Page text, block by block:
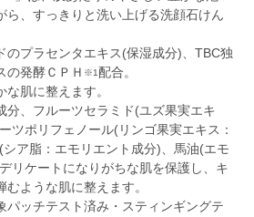
ら、すっきりと洗い上げる洗顔石けん
のプラセンタエキス(保湿成分)、TBC独
の発酵ＣＰＨ ※1配合。
肌に整えます。
分、フルーツセラミド(ユズ果実エキ
ツポリフェノール(リンゴ果実エキス：
ア脂：エモリエント成分)、馬油(エモ
リケートになりがちな肌を保護し、キ
むような肌に整えます。
パッチテスト済み・スティンギングテ